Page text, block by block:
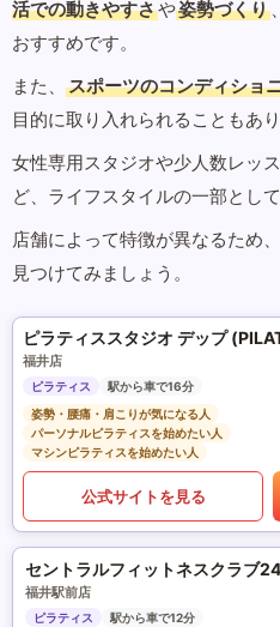
活での動きやすさや姿勢づくり 、
おすすめです。
また、
スポーツのコンディショ
目的に取り入れられることもあり
女性専用スタジオや少人数レッ
ど、ライフスタイルの一部とし
店舗によって特徴が異なるため
見つけてみましょう。
福井店
ピラティス
駅から車で16分
姿勢・腰痛・肩こりが気になる人
パーソナルピラティスを始めたい人
マシンピラティスを始めたい人
公式サイトを見る
セントラルフィットネスクラブ24
福井駅前店
ピラティス
駅から車で12分